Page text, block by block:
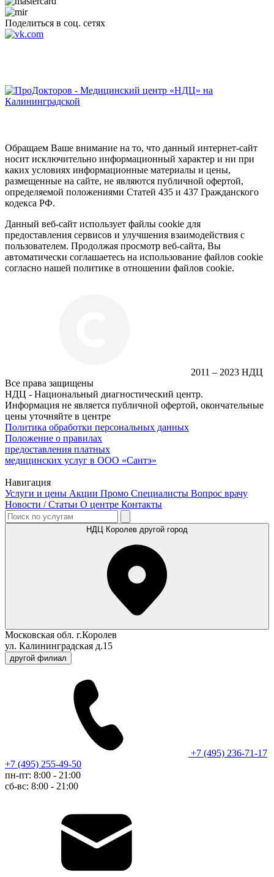
Поделиться в соц. сетях
Обращаем Ваше внимание на то, что данный интернет-сайт
носит исключительно информационный характер и ни при
каких условиях информационные материалы и цены,
размещенные на сайте, не являются публичной офертой,
определяемой положениями Статей 435 и 437 Гражданского
кодекса РФ.
Данный веб-сайт использует файлы cookie для
предоставления сервисов и улучшения взаимодействия с
пользователем. Продолжая просмотр веб-сайта, Вы
автоматически соглашаетесь на использование файлов cookie
согласно нашей политике в отношении файлов cookie.
2011 – 2023 НДЦ
Все права защищены
НДЦ - Национальный диагностический центр.
Информация не является публичной офертой, окончательные
цены уточняйте в центре
Политика обработки персональных данных
Положение о правилах
предоставления платных
медицинских услуг в ООО «Сантэ»
Навигация
Услуги и цены Акции Промо Специалисты Вопрос врачу
Новости / Статьи О центре Контакты
НДЦ Королев другой город
Московская обл. г.Королев
ул. Калининградская д.15
другой филиал
+7 (495) 236-71-17
+7 (495) 255-49-50
пн-пт: 8:00 - 21:00
сб-вс: 8:00 - 21:00